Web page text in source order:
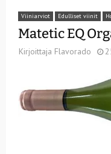
Viiniarviot Edulliset viinit
Matetic EQ
Kirjoittaja Flavorado